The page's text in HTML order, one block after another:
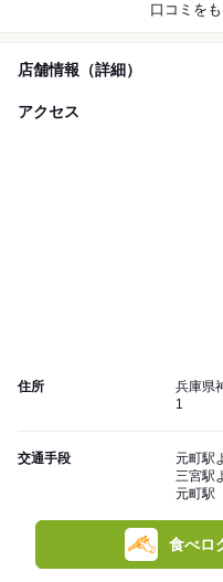
口コミをも
店舗情報（詳細）
アクセス
住所
兵庫県
1
交通手段
元町駅
三宮駅
元町駅
食べロ